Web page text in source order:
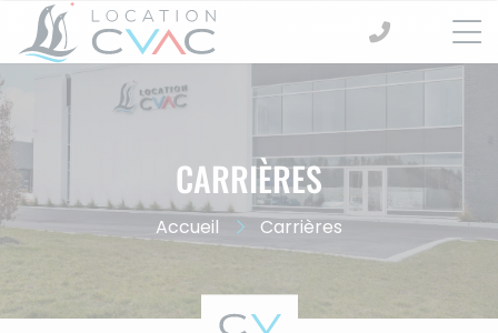
CARRIÈRES
Accueil Carrières